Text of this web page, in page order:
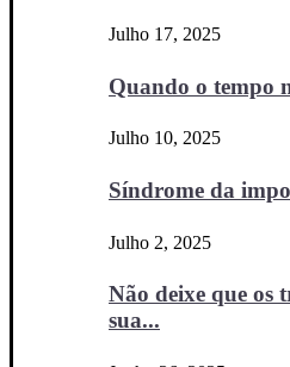
Julho 17, 2025
Quando o tempo
Julho 10, 2025
Síndrome da
Julho 2, 2025
Não deixe que os
sua...